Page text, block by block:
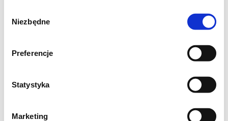
zgody
Niezbędne
Preferencje
Statystyka
Marketing